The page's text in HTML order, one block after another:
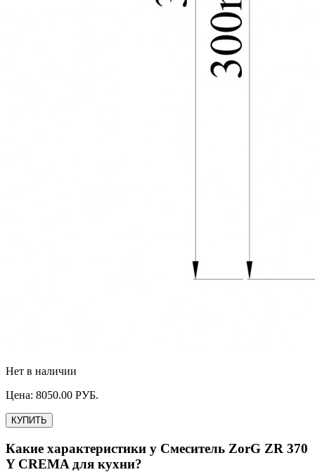
Нет в наличии
Цена: 8050.00 РУБ.
КУПИТЬ
Какие характеристики у Смеситель ZorG ZR 370
Y CREMA для кухни?